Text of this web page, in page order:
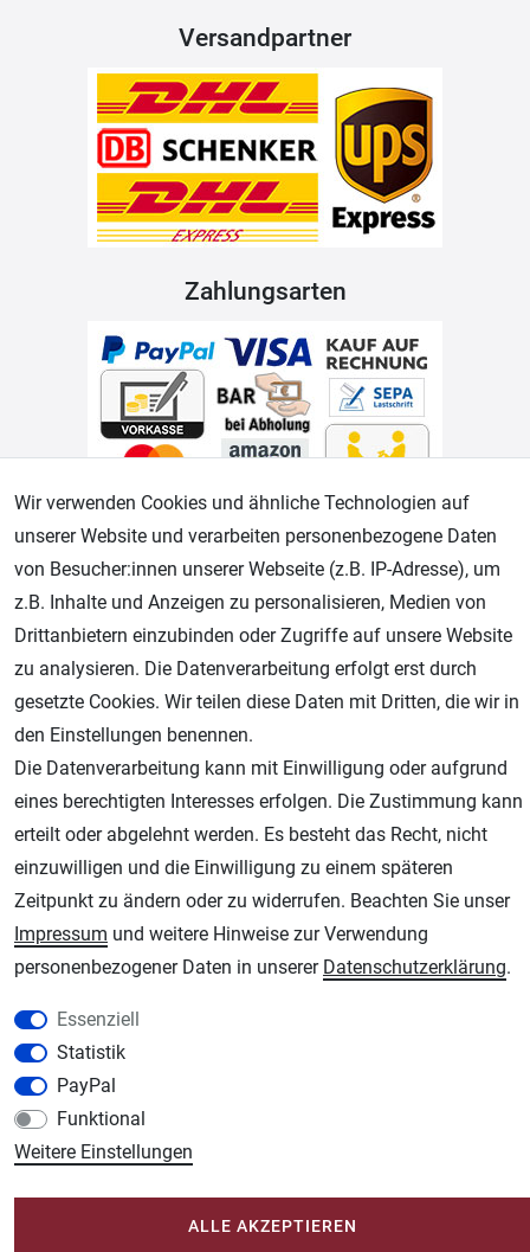
Versandpartner
Zahlungsarten
Geprüfter Shop
AGB Widerrufsrecht Datenschutz Impressum
Unsere weiteren Shops:
Schmincke-City.de
Schmincke Künstlerfarben das Gesamtsortiment
Schneideplotter, Transferpressen, Siebdruck und Plotterfolien
Modellbau-City.com
Military + Tabletop Plastikmodelle und Modellbau Farben - Bringen Sie Farbe ins
Spiel.
Im-Shop-kaufen.de
Wir verwenden Cookies und ähnliche Technologien auf
unserer Website und verarbeiten personenbezogene Daten
von Besucher:innen unserer Webseite (z.B. IP-Adresse), um
z.B. Inhalte und Anzeigen zu personalisieren, Medien von
Drittanbietern einzubinden oder Zugriffe auf unsere Website
zu analysieren. Die Datenverarbeitung erfolgt erst durch
gesetzte Cookies. Wir teilen diese Daten mit Dritten, die wir in
den Einstellungen benennen.
Die Datenverarbeitung kann mit Einwilligung oder aufgrund
eines berechtigten Interesses erfolgen. Die Zustimmung kann
erteilt oder abgelehnt werden. Es besteht das Recht, nicht
einzuwilligen und die Einwilligung zu einem späteren
Zeitpunkt zu ändern oder zu widerrufen. Beachten Sie unser
Impressum und weitere Hinweise zur Verwendung
personenbezogener Daten in unserer Daten­schutz­erklärung.
Essenziell
Statistik
PayPal
Funktional
Weitere Einstellungen
ALLE AKZEPTIEREN